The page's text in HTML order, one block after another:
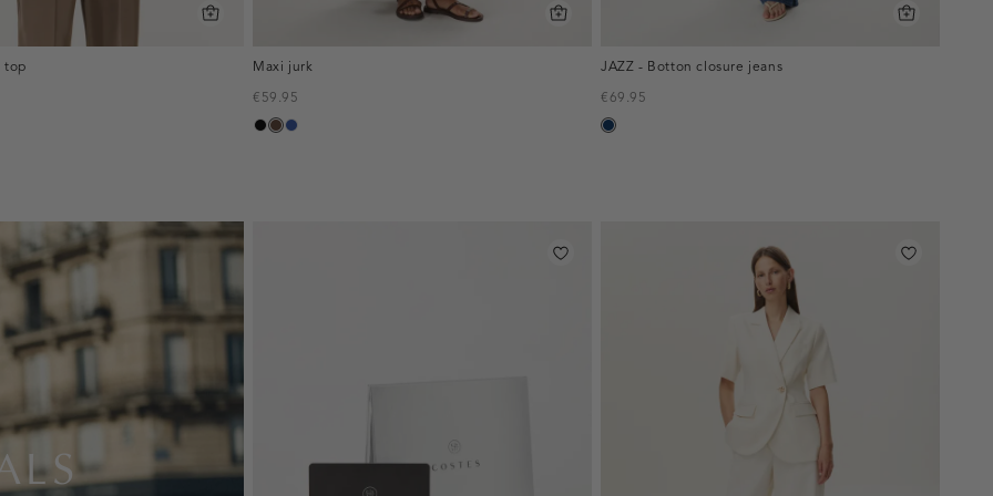
top
Maxi jurk
€59.95
zwart
donkerbruin
kobaltblauw
JAZZ - Botton closure jeans
€69.95
blauw,